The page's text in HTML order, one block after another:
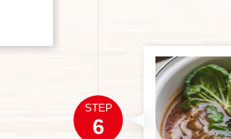
STEP
6